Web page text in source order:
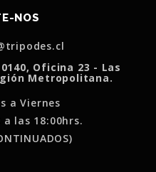
NOS
Oficina 23 - Las
Metropolitana.
a Viernes
a las 18:00hrs.